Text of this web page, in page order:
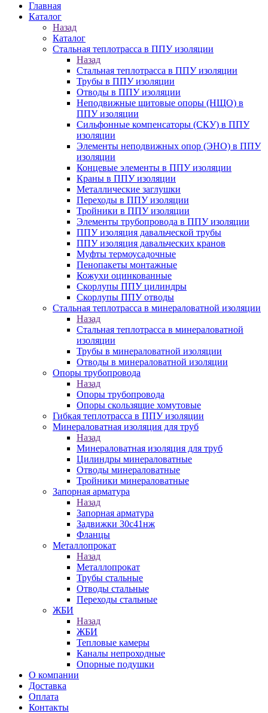
Главная
Каталог
Назад
Каталог
Стальная теплотрасса в ППУ изоляции
Назад
Стальная теплотрасса в ППУ изоляции
Трубы в ППУ изоляции
Отводы в ППУ изоляции
Неподвижные щитовые опоры (НЩО) в
ППУ изоляции
Cильфонные компенсаторы (СКУ) в ППУ
изоляции
Элементы неподвижных опор (ЭНО) в ППУ
изоляции
Концевые элементы в ППУ изоляции
Краны в ППУ изоляции
Металлические заглушки
Переходы в ППУ изоляции
Тройники в ППУ изоляции
Элементы трубопровода в ППУ изоляции
ППУ изоляция давальческой трубы
ППУ изоляция давальческих кранов
Муфты термоусадочные
Пенопакеты монтажные
Кожухи оцинкованные
Скорлупы ППУ цилиндры
Скорлупы ППУ отводы
Стальная теплотрасса в минераловатной изоляции
Назад
Стальная теплотрасса в минераловатной
изоляции
Трубы в минераловатной изоляции
Отводы в минераловатной изоляции
Опоры трубопровода
Назад
Опоры трубопровода
Опоры скользящие хомутовые
Гибкая теплотрасса в ППУ изоляции
Минераловатная изоляция для труб
Назад
Минераловатная изоляция для труб
Цилиндры минераловатные
Отводы минераловатные
Тройники минераловатные
Запорная арматура
Назад
Запорная арматура
Задвижки 30с41нж
Фланцы
Металлопрокат
Назад
Металлопрокат
Трубы стальные
Отводы стальные
Переходы стальные
ЖБИ
Назад
ЖБИ
Тепловые камеры
Каналы непроходные
Опорные подушки
О компании
Доставка
Оплата
Контакты